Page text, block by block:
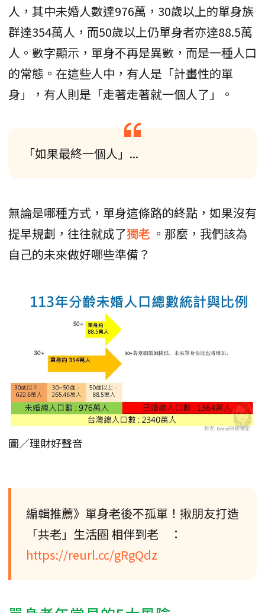
人，其中未婚人數達976萬，30歲以上的單身族
群達354萬人，而50歲以上仍單身者亦達88.5萬
人。數字顯示，單身不再是異數，而是一種人口
的常態。在這些人中，有人是「計畫性的單
身」，有人則是「走著走著就一個人了」。
「如果最終一個人」...
無論是哪種方式，單身這條路的終點，如果沒有
提早規劃，往往就成了獨老 。那麼，我們該為
自己的未來做好哪些準備？
圖／理財好聲音
編輯推薦》單身老後不孤單！揪朋友打造
「共老」生活圈 相伴到老 ：
https://reurl.cc/gRgQdz